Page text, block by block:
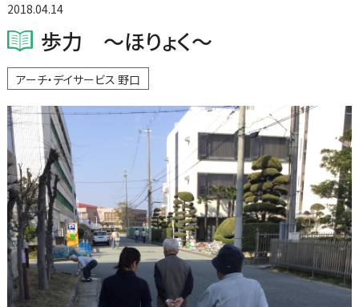
2018.04.14
歩力 ～ほりょく～
アーチ・デイサービス 野口